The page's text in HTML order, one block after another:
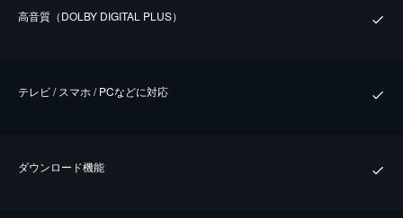
⾼⾳質（DOLBY DIGITAL PLUS）
テレビ / スマホ / PCなどに対応
ダウンロード機能